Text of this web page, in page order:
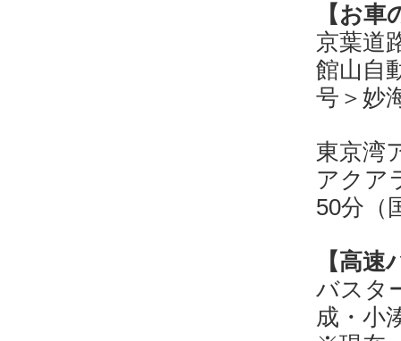
【お車
京葉道
館山自
号＞妙
東京湾
アクア
50分（
【高
バスタ
成・小